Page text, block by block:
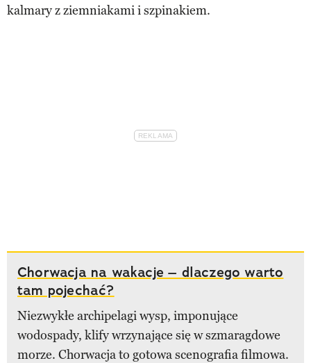
kalmary z ziemniakami i szpinakiem.
Chorwacja na wakacje – dlaczego warto
tam pojechać?
Niezwykłe archipelagi wysp, imponujące
wodospady, klify wrzynające się w szmaragdowe
morze. Chorwacja to gotowa scenografia filmowa.